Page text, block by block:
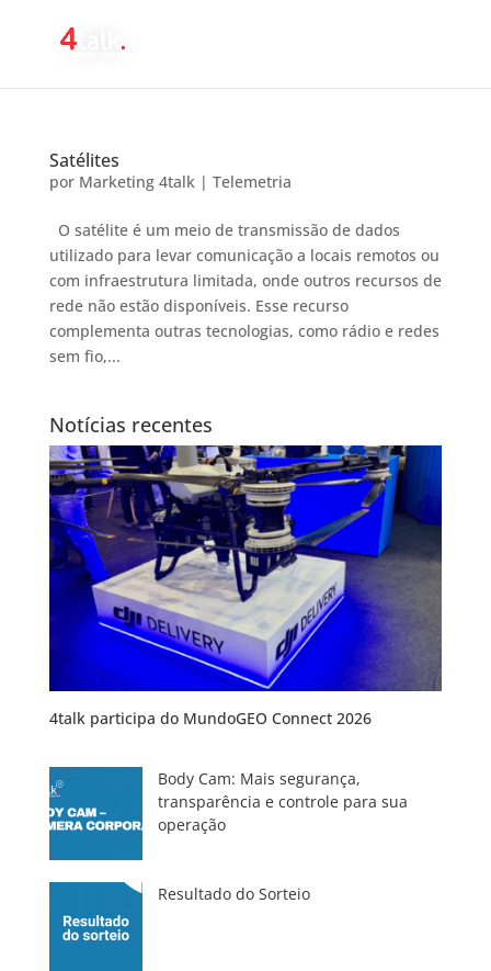
Satélites
por Marketing 4talk| Telemetria
O satélite é um meio de transmissão de dados
utilizado para levar comunicação a locais remotos ou
com infraestrutura limitada, onde outros recursos de
rede não estão disponíveis. Esse recurso
complementa outras tecnologias, como rádio e redes
sem fio,...
Notícias recentes
4talk participa do MundoGEO Connect 2026
Body Cam: Mais segurança,
transparência e controle para sua
operação
Resultado do Sorteio